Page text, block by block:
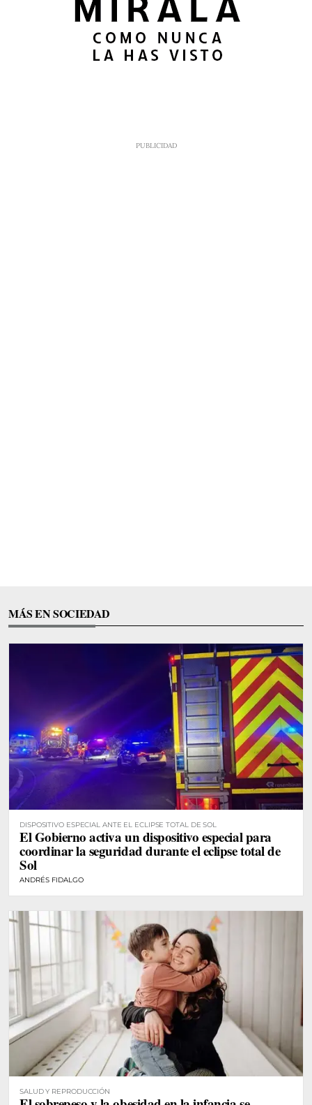
MÁS EN SOCIEDAD
DISPOSITIVO ESPECIAL ANTE EL ECLIPSE TOTAL DE SOL
El Gobierno activa un dispositivo especial para
coordinar la seguridad durante el eclipse total de
Sol
ANDRÉS FIDALGO
SALUD Y REPRODUCCIÓN